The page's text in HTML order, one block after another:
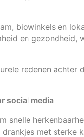
biowinkels en
en gezondheid,
redenen achter
social media
snelle
met sterke